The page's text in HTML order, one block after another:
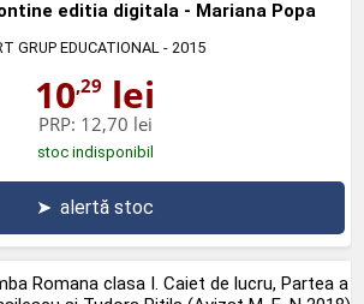
editia digitala - Mariana Popa
GRUP EDUCATIONAL - 2015
10,29 lei
PRP: 12,70 lei
stoc indisponibil
➤ alertă stoc